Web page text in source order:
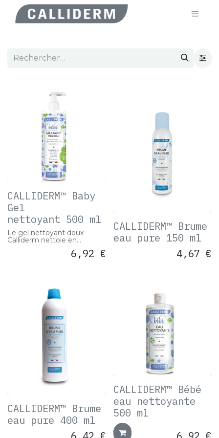
CALLIDERM™ Baby
Gel
nettoyant 500 ml
Le gel nettoyant doux
Calliderm nettoie en
cheveux de bébé. Sa
protection idéales.
6,92 €
CALLIDERM™ Brume
eau pure 150 ml
4,67 €
CALLIDERM™ Brume
eau pure 400 ml
CALLIDERM™ Bébé
eau nettoyante
500 ml